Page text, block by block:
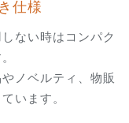
仕様
ない時はコンパク
ノベルティ、物販
います。